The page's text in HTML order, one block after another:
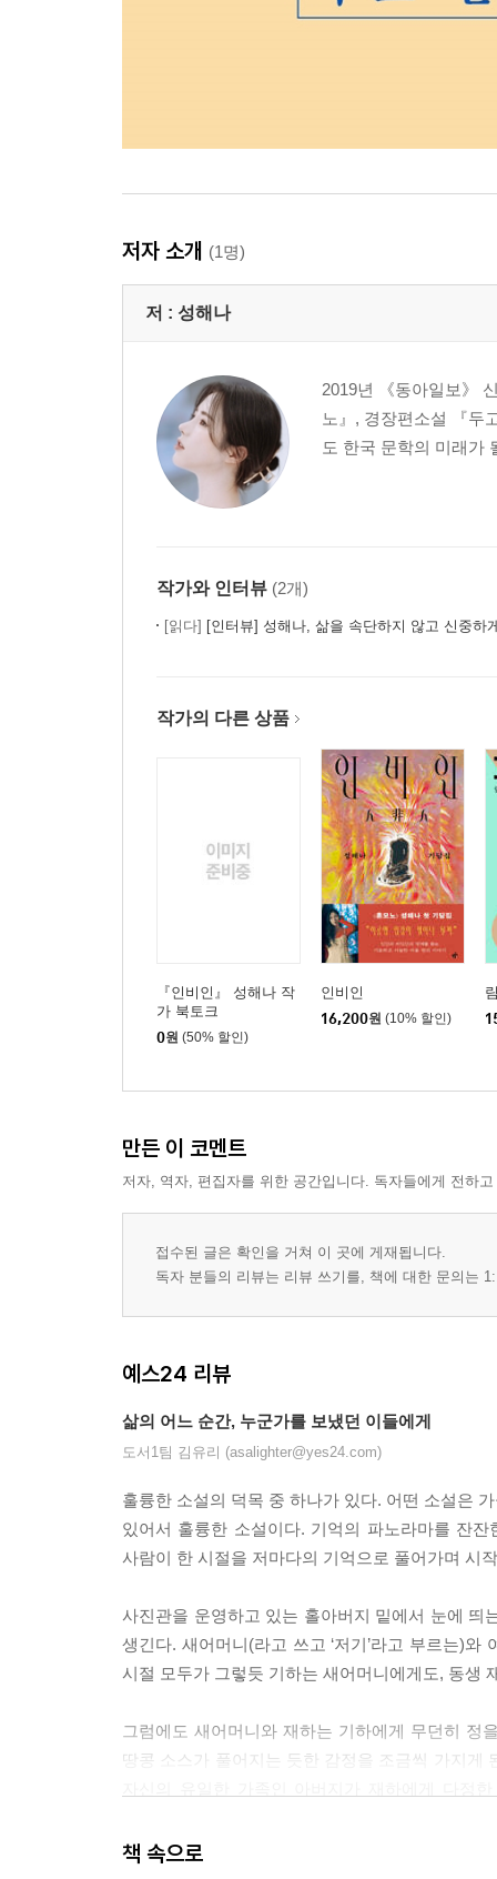
저자 소개 (1명)
저 : 성해나
2019년 《동아일보》
노』, 경장편소설 『두
도 한국 문학의 미래가
작가와 인터뷰 (2개)
[읽다] [인터뷰] 성해나, 삶을 속단하지 않고 신중하
작가의 다른 상품
『인비인』 성해나 작
가 북토크
0원 (50% 할인)
인비인
16,200원 (10% 할인)
만든 이 코멘트
저자, 역자, 편집자를 위한 공간입니다. 독자들에게 전하
접수된 글은 확인을 거쳐 이 곳에 게재됩니다.
독자 분들의 리뷰는 리뷰 쓰기를, 책에 대한 문의는
예스24 리뷰
삶의 어느 순간, 누군가를 보냈던 이들에게
도서1팀 김유리 (asalighter@yes24.com)
훌륭한 소설의 덕목 중 하나가 있다. 어떤 소설은
있어서 훌륭한 소설이다. 기억의 파노라마를 잔
사람이 한 시절을 저마다의 기억으로 풀어가며 시
사진관을 운영하고 있는 홀아버지 밑에서 눈에 띄
생긴다. 새어머니(라고 쓰고 ‘저기’라고 부르는)
시절 모두가 그렇듯 기하는 새어머니에게도, 동생
그럼에도 새어머니와 재하는 기하에게 무던히 정
땅콩 소스가 풀어지는 듯한 감정을 조금씩 가지게
책 속으로